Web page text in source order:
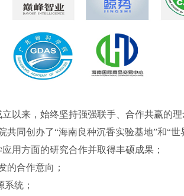
手、合作共赢的理念
了“海南良种沉香实
传统医学应用方
院达成沉香文创
芯片植入式沉香区